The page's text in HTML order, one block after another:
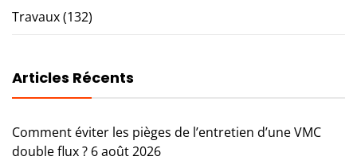
Travaux(132)
Articles Récents
Comment éviter les pièges de l’entretien d’une VMC
double flux ? 6 août 2026